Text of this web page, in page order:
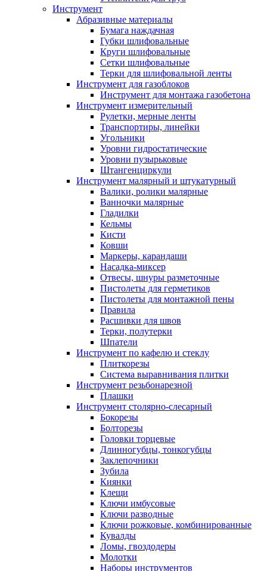
Инструмент
Абразивные материалы
Бумага наждачная
Губки шлифовальные
Круги шлифовальные
Сетки шлифовальные
Терки для шлифовальной ленты
Инструмент для газоблоков
Инструмент для монтажа газобетона
Инструмент измерительный
Рулетки, мерные ленты
Транспортиры, линейки
Угольники
Уровни гидростатические
Уровни пузырьковые
Штангенциркули
Инструмент малярный и штукатурный
Валики, ролики малярные
Ванночки малярные
Гладилки
Кельмы
Кисти
Ковши
Маркеры, карандаши
Насадка-миксер
Отвесы, шнуры разметочные
Пистолеты для герметиков
Пистолеты для монтажной пены
Правила
Расшивки для швов
Терки, полутерки
Шпатели
Инструмент по кафелю и стеклу
Плиткорезы
Система выравнивания плитки
Инструмент резьбонарезной
Плашки
Инструмент столярно-слесарный
Бокорезы
Болторезы
Головки торцевые
Длинногубцы, тонкогубцы
Заклепочники
Зубила
Киянки
Клещи
Ключи имбусовые
Ключи разводные
Ключи рожковые, комбинированные
Кувалды
Ломы, гвоздодеры
Молотки
Наборы инструментов